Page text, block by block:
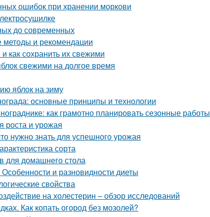
ошибок при хранении моркови
до современных
и рекомендации
как сохранить их свежими
свежими на долгое время
яблок на зиму
основные принципы и технологии
как грамотно планировать сезонные работы
роста и урожая
нужно знать для успешного урожая
сорта
для домашнего стола
и разновидности диеты
свойства
на холестерин – обзор исследований
Как копать огород без мозолей?